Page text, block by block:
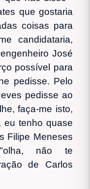
que gostaria
coisas para
candidataria,
José
possível para
pedisse. Pelo
pedisse ao
faça-me isto,
eu tenho quase
Filipe Meneses
não te
de Carlos